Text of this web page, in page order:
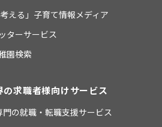
える」子育て情報メディア
ターサービス
園検索
求職者様向けサービス
の就職・転職支援サービス